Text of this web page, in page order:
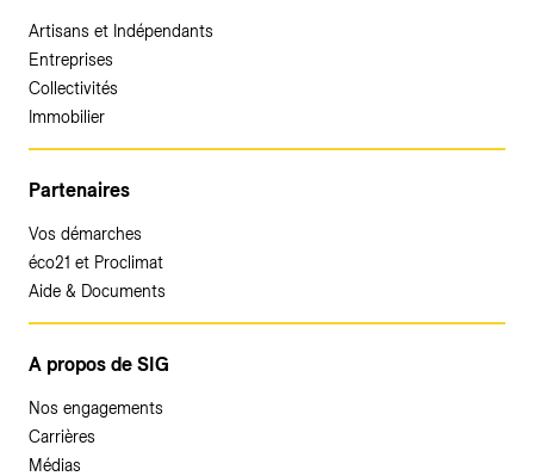
Artisans et Indépendants
Entreprises
Collectivités
Immobilier
Partenaires
Vos démarches
éco21 et Proclimat
Aide & Documents
A propos de SIG
Nos engagements
Carrières
Médias